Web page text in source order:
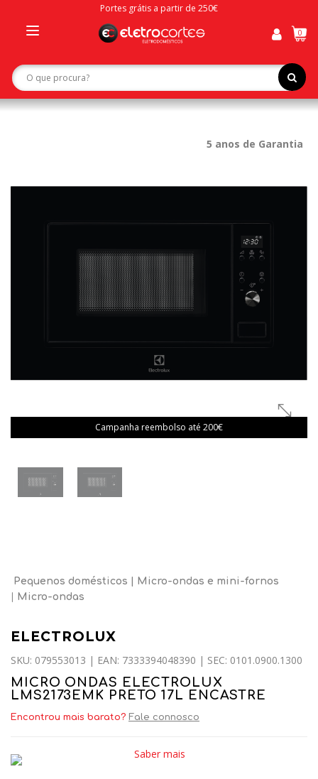
Portes grátis a partir de 250€
navigation
0
Campanha reembolso até 200€
5 anos de Garantia
Pequenos domésticos
Micro-ondas e mini-fornos
Micro-ondas
ELECTROLUX
SKU: 079553013 | EAN: 7333394048390 | SEC: 0101.0900.1300
MICRO ONDAS ELECTROLUX
LMS2173EMK PRETO 17L ENCASTRE
Encontrou mais barato? Fale connosco
Saber mais